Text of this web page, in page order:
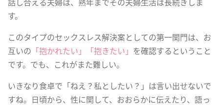
す。
このタイプのセックスレス解決案としての第一関門は、お
互いの 「抱かれたい」「抱きたい」 を確認するということ
です。でも、これがまた難しい。
いきなり食卓で「ねえ？私としたい？」は言い出せないで
すね。日頃から、性に関して、おおらかに伝えたり、語っ